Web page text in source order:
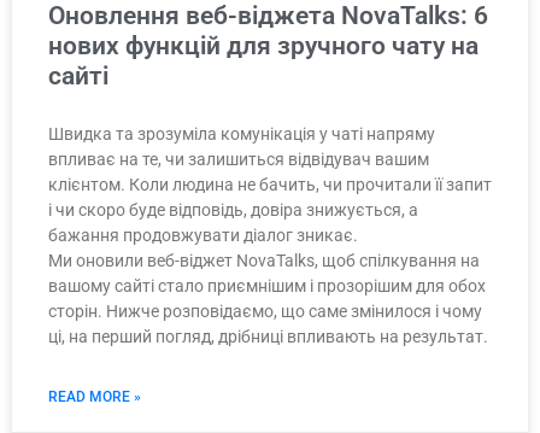
Оновлення веб-віджета NovaTalks: 6
нових функцій для зручного чату на
сайті
Швидка та зрозуміла комунікація у чаті напряму
впливає на те, чи залишиться відвідувач вашим
клієнтом. Коли людина не бачить, чи прочитали її запит
і чи скоро буде відповідь, довіра знижується, а
бажання продовжувати діалог зникає.
Ми оновили веб-віджет NovaTalks, щоб спілкування на
вашому сайті стало приємнішим і прозорішим для обох
сторін. Нижче розповідаємо, що саме змінилося і чому
ці, на перший погляд, дрібниці впливають на результат.
READ MORE »